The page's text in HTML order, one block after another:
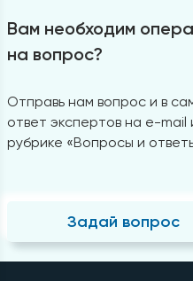
Вам необходим
на вопрос?
Отправь нам вопрос и в
ответ экспертов на e-mail
рубрике «Вопросы и
Задай вопрос